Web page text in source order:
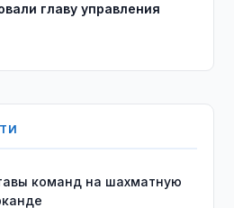
главу управления
команд на шахматную